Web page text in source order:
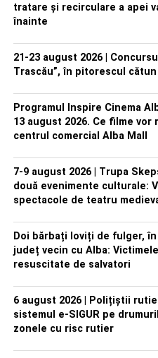
tratare și recirculare a apei
înainte
21-23 august 2026 |
Trascău”, în pitorescul cătun
Programul Inspire Cinema
13 august 2026. Ce filme
centrul comercial Alba Mall
7-9 august 2026 | Trupa
două evenimente culturale:
spectacole de teatru
Doi bărbați loviți de fulger,
județ vecin cu Alba:
resuscitate de salvatori
6 august 2026 | Polițiștii
sistemul e-SIGUR pe
zonele cu risc rutier